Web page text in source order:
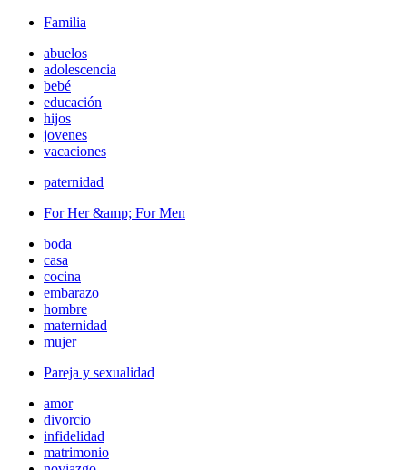
Familia
abuelos
adolescencia
bebé
educación
hijos
jovenes
vacaciones
paternidad
For Her &amp; For Men
boda
casa
cocina
embarazo
hombre
maternidad
mujer
Pareja y sexualidad
amor
divorcio
infidelidad
matrimonio